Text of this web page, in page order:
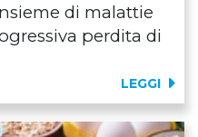
di malattie
perdita di
LEGGI